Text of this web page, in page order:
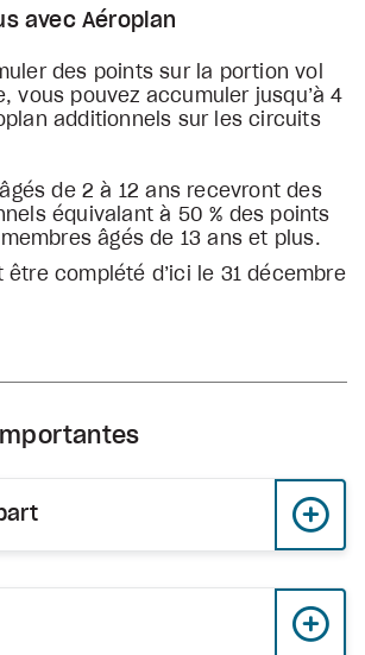
avec Aéroplan
des points sur la portion vol
vous pouvez accumuler jusqu’à 4
additionnels sur les circuits
de 2 à 12 ans recevront des
équivalant à 50 % des points
âgés de 13 ans et plus.
être complété d’ici le 31 décembre